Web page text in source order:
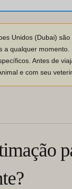
Unidos (Dubai)
qualquer
Antes de
e com seu